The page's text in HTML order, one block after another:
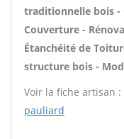
traditionnelle bois -
Couverture -
Étanchéité de
structure bois -
Voir la fiche artisan :
pauliard